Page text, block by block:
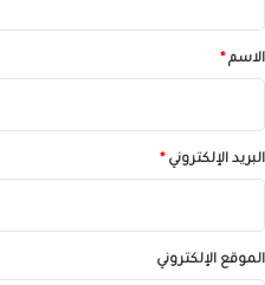
*الاسم *
البريد الإلكتروني *
الموقع الإلكتروني